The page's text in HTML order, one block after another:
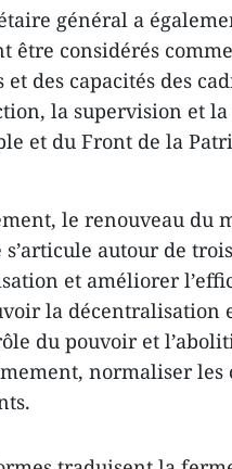
général a
être considérés
et des capacités des
la supervision et
et du Front de la
le renouveau du
s’articule autour de
et améliorer
la décentralisation
du pouvoir et
normaliser les